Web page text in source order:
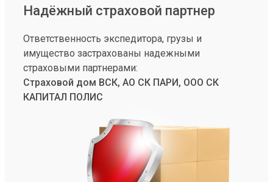
Надёжный страховой партнер
Ответственность экспедитора, грузы и
имущество застрахованы надежными
страховыми партнерами:
Страховой дом ВСК, АО СК ПАРИ, ООО СК
КАПИТАЛ ПОЛИС